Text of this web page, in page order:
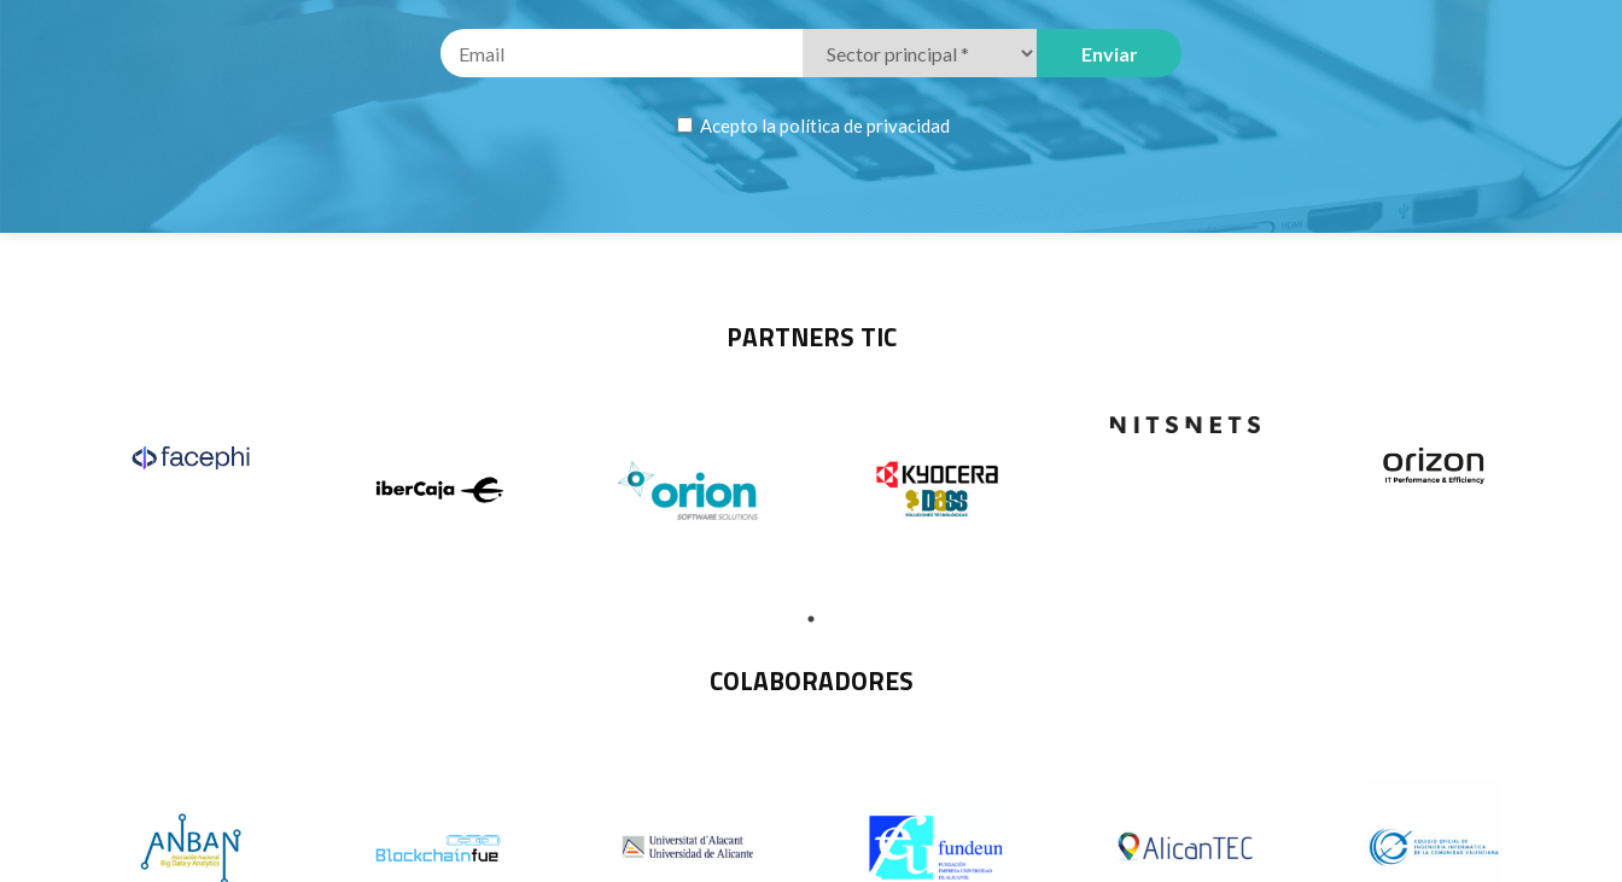
Acepto lapolítica de privacidad
PARTNERS TIC
COLABORADORES